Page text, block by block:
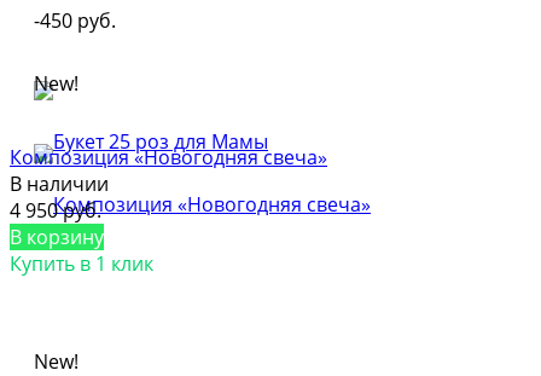
-450 руб.
New!
Композиция «Новогодняя свеча»
В наличии
4 950 руб.
В корзину
Купить в 1 клик
New!